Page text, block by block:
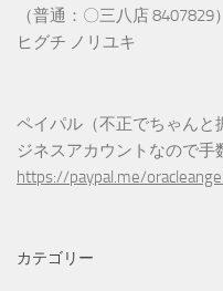
（普通：〇三八店 8407829）
ヒグチ ノリユキ
ペイパル（不正でちゃん
ジネスアカウントなので手
https://paypal.me/
カテゴリー